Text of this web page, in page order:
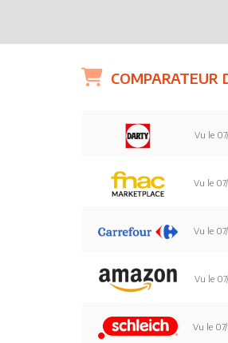
COMPARATEUR
Vu le
Vu le
Vu le
Vu le
Vu le